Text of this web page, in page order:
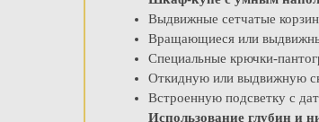
Выдвижные сетчатые
Вращающиеся или
Специальные крючки-
Откидную или выдвижную
Встроенную подсветку с
Использование глубин и